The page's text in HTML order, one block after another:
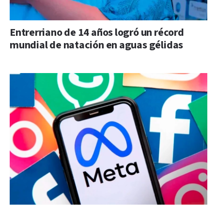
Entrerriano de 14 años logró un récord
mundial de natación en aguas gélidas